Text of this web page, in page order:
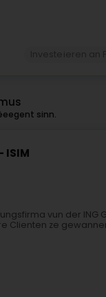
sinn.
ISIM
vun der ING
Clienten ze